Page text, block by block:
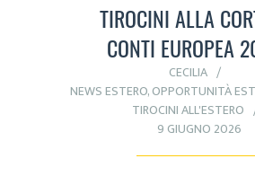
TIROCINI ALLA
CONTI EUROPEA
CECILIA
NEWS ESTERO,OPPORTUNITÀ
TIROCINI ALL'ESTERO
9 GIUGNO 2026